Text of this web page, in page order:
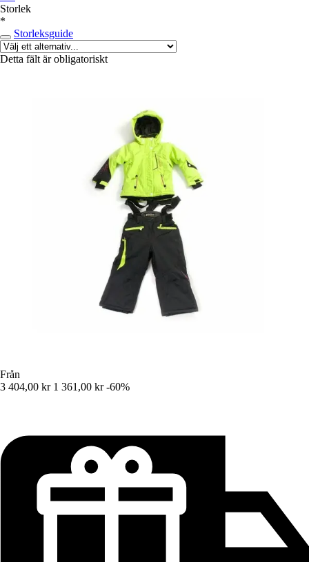
Storlek
*
Storleksguide
Detta fält är obligatoriskt
Från
3 404,00 kr 1 361,00 kr -60%